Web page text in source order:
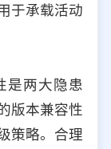
于承载活动
是两大隐患
版本兼容性
策略。合理